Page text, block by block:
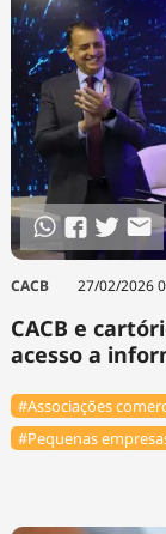
⁠CACB 27/02/2026
CACB e
acesso a
#Associações
#Pequenas